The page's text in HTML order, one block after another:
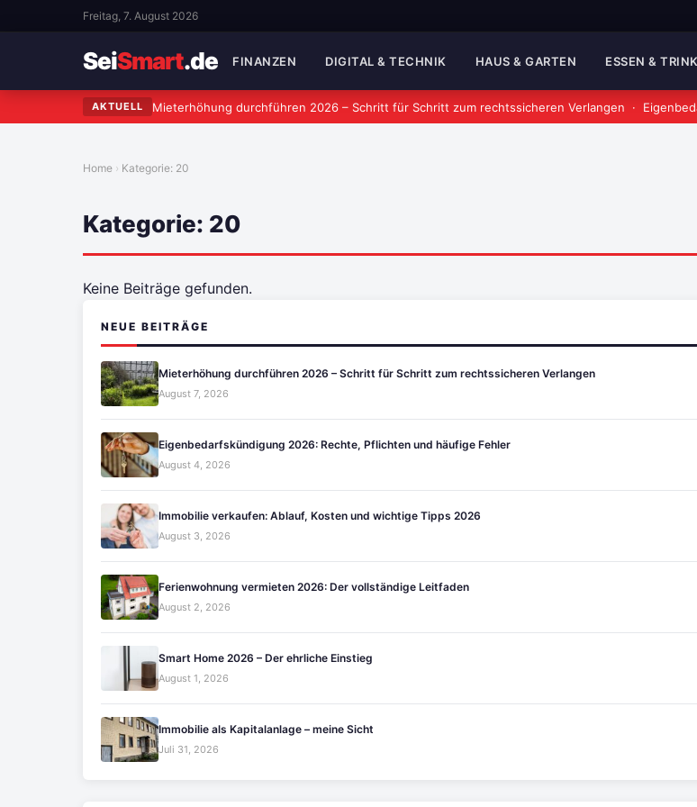
Freitag, 7. August 2026
SeiSmart.de FINANZEN DIGITAL & TECHNIK HAUS & GARTEN ESSEN &
AKTUELL Mieterhöhung durchführen 2026 – Schritt für Schritt zum rechtssicheren Verlangen ·
Home Kategorie: 20
Kategorie: 20
Keine Beiträge gefunden.
NEUE BEITRÄGE
Mieterhöhung durchführen 2026 – Schritt für Schritt zum rechtssicheren Verlangen
August 7, 2026
Eigenbedarfskündigung 2026: Rechte, Pflichten und häufige Fehler
August 4, 2026
Immobilie verkaufen: Ablauf, Kosten und wichtige Tipps 2026
August 3, 2026
Ferienwohnung vermieten 2026: Der vollständige Leitfaden
August 2, 2026
Smart Home 2026 – Der ehrliche Einstieg
August 1, 2026
Immobilie als Kapitalanlage – meine Sicht
Juli 31, 2026